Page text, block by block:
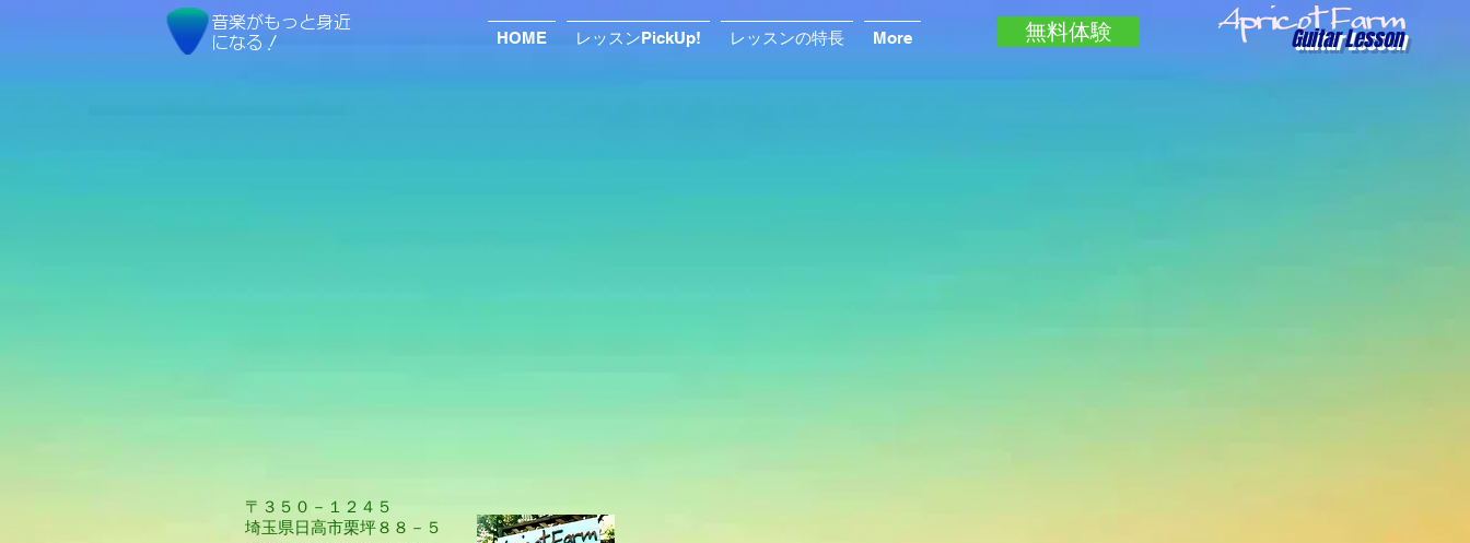
音楽がもっと身近
になる！
HOME レッスンPickUp! レッスンの特長 More 無料体験 Guitar Lesson
​〒３５０－１２４５
埼玉県日高市栗坪８８－５